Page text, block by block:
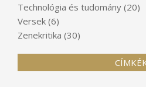
Technológia és tudomány (20)
Versek (6)
Zenekritika (30)